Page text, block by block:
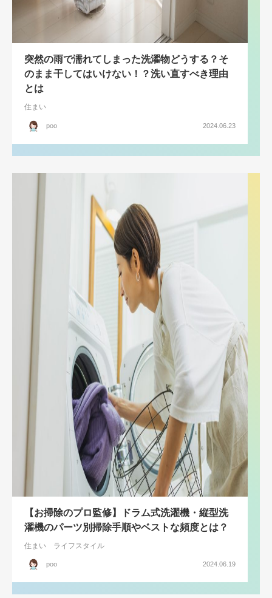
突然の雨で濡れてしまった洗濯物どうする？そ
のまま干してはいけない！？洗い直すべき理由
とは
住まい
poo 2024.06.23
【お掃除のプロ監修】ドラム式洗濯機・縦型洗
濯機のパーツ別掃除手順やベストな頻度とは？
住まい ライフスタイル
poo 2024.06.19